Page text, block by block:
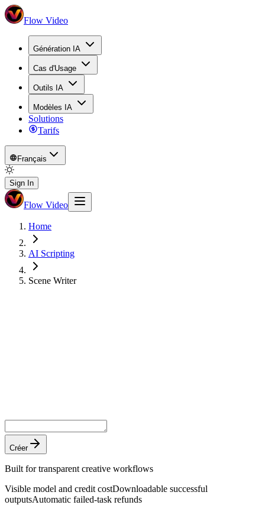
Flow Video
Génération IA
Cas d'Usage
Outils IA
Modèles IA
Solutions
Tarifs
Français
Sign In
Flow Video
Home
AI Scripting
Scene Writer
Créer
Built for transparent creative workflows
Visible model and credit costDownloadable successful
outputsAutomatic failed-task refunds